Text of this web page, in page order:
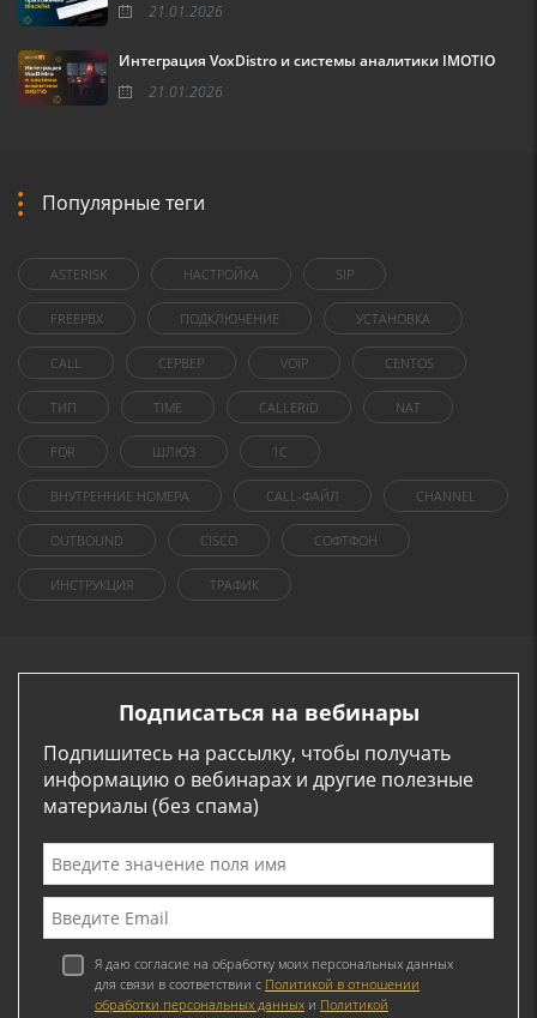
21.01.2026
Интеграция VoxDistro и системы аналитики IMOTIO
21.01.2026
Популярные теги
ASTERISK НАСТРОЙКА SIP
FREEPBX ПОДКЛЮЧЕНИЕ УСТАНОВКА
CALL СЕРВЕР VOIP CENTOS
ТИП TIME CALLERID NAT
FOR ШЛЮЗ 1C
ВНУТРЕННИЕ НОМЕРА CALL-ФАЙЛ CHANNEL
OUTBOUND CISCO СОФТФОН
ИНСТРУКЦИЯ ТРАФИК
Подписаться на вебинары
Подпишитесь на рассылку, чтобы получать
информацию о вебинарах и другие полезные
материалы (без спама)
Я даю согласие на обработку моих персональных данных
для связи в соответствии с Политикой в отношении
обработки персональных данных и Политикой